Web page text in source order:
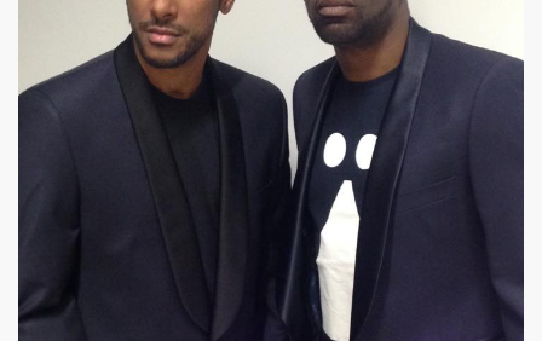
etre la marquise des anges") : interview + discographie.
"IN&OUT FESTIVAL", du 27 avril au 1er mai 2017 a
DUVALL" par JEAN-EMMANUEL DELUXE.
& LES EXTRATERRESTRES : chronique
FRANCE dans le cadre de l'exposition "L'esprit
FRANCE ("chante Jacques Duvall") par PIERRE &
detaillee des reeditions remasterisees 2017 des